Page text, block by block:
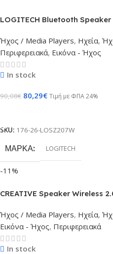
LOGITECH Bluetooth
Ήχος / Media Players, Ηχεία,
Περιφερειακά, Εικόνα - Ήχος
In stock
90,08€ 80,29€ Τιμή με ΦΠΑ 24%
SKU: 176-26-LOSZ207W
ΜΆΡΚΑ LOGITECH
-11%
CREATIVE Speaker Wireless
Ήχος / Media Players, Ηχεία,
Εικόνα - Ήχος, Περιφερειακά
In stock